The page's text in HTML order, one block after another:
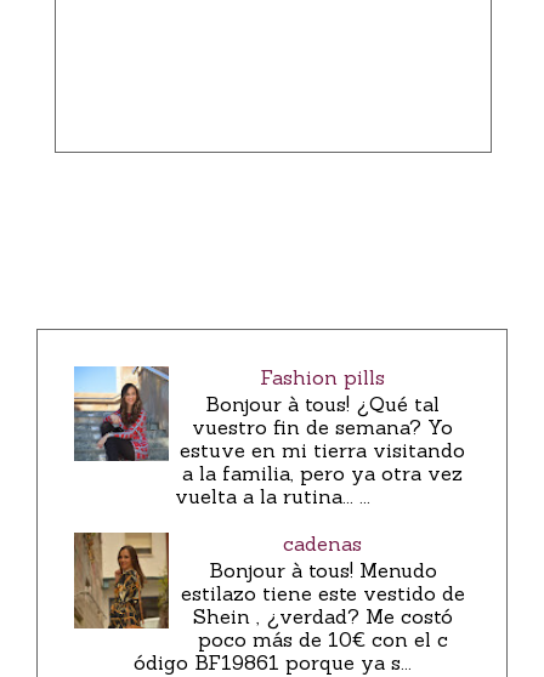
Fashion pills
Bonjour à tous! ¿Qué tal
vuestro fin de semana? Yo
estuve en mi tierra visitando
a la familia, pero ya otra vez
vuelta a la rutina... ...
cadenas
Bonjour à tous! Menudo
estilazo tiene este vestido de
Shein , ¿verdad? Me costó
poco más de 10€ con el c
ódigo BF19861 porque ya s...